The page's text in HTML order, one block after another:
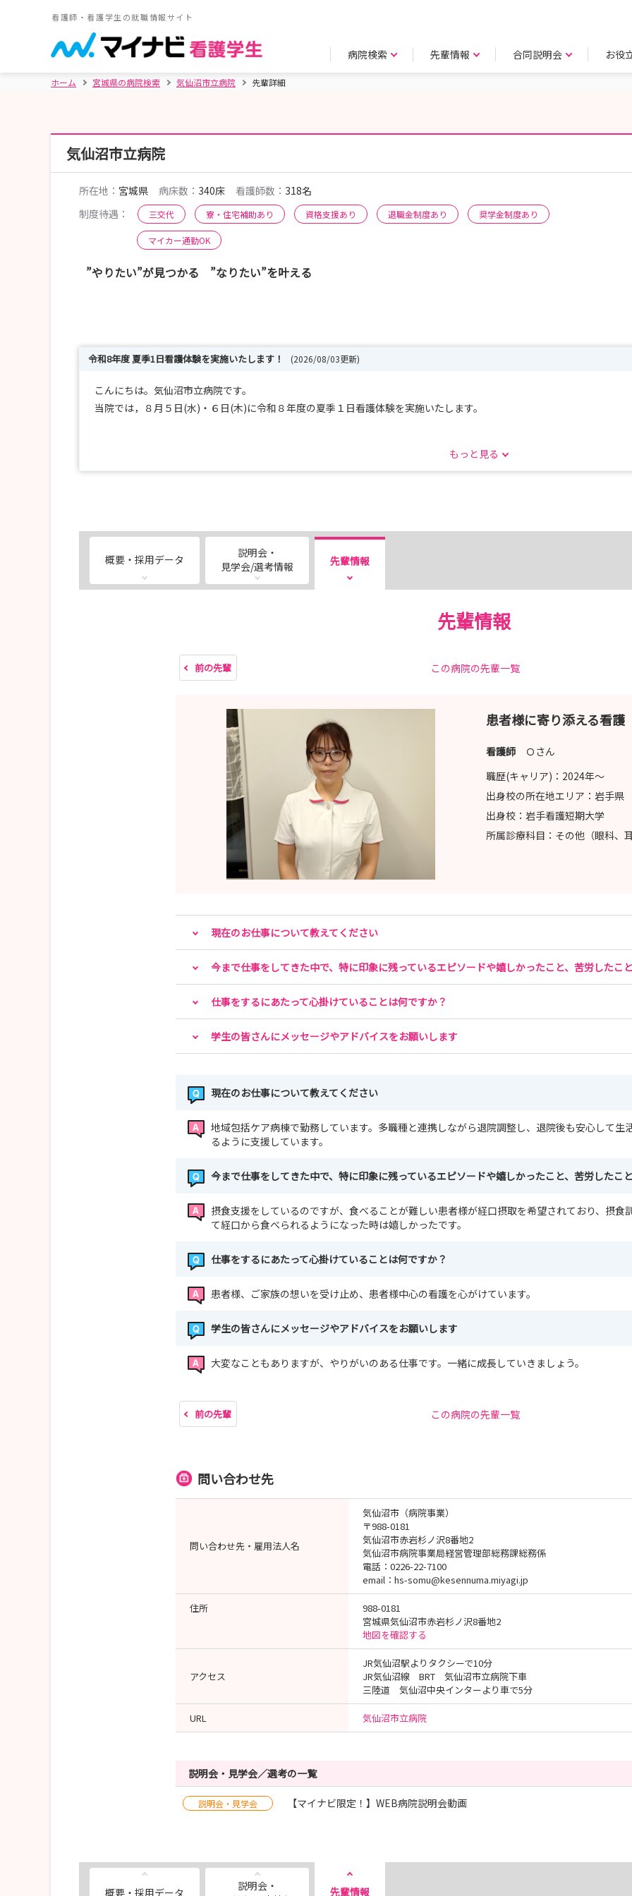
看護師・看護学生の就職情報サイト
病院検索 先輩情報 合同説明会 お役
ホーム 宮城県の病院検索 気仙沼市立病院 先輩詳細
気仙沼市立病院
所在地： 宮城県 病床数： 340床 看護師数： 318名
制度待遇：
三交代 寮・住宅補助あり 資格支援あり 退職金制度あり 奨学金制度あり
マイカー通勤OK
”やりたい”が見つかる ”なりたい”を叶える
令和8年度 夏季1日看護体験を実施いたします！ (2026/08/03更新)
こんにちは。気仙沼市立病院です。
当院では，８月５日(水)・６日(木)に令和８年度の夏季１日看護体験を実施いたします。
「就職を決めた理由」や「病棟・病院の雰囲気」などお気軽にご質問いただけます。
～*～～*～～*～～*～～*～～*～～*～～*～～*～～*～～*～～*～～*～～*～～*～*～～*～～*～～*～～*～～*～
【問合せ先】
電話 0226-22-7100（代表）
もっと見る
概要・採用データ
説明会・
見学会/選考情報
先輩情報
先輩情報
前の先輩 この病院の先輩一覧
患者様に寄り添える看護
看護師 Ｏさん
職歴(キャリア)： 2024年〜
出身校の所在地エリア： 岩手県
出身校： 岩手看護短期大学
所属診療科目： その他（眼科、
現在のお仕事について教えてください
今まで仕事をしてきた中で、特に印象に残っているエピソードや嬉しかったこと、苦労したこ
仕事をするにあたって心掛けていることは何ですか？
学生の皆さんにメッセージやアドバイスをお願いします
現在のお仕事について教えてください
地域包括ケア病棟で勤務しています。多職種と連携しながら退院調整し、退院後も安心して生
るように支援しています。
今まで仕事をしてきた中で、特に印象に残っているエピソードや嬉しかったこと、苦労したこ
摂食支援をしているのですが、食べることが難しい患者様が経口摂取を希望されており、摂食
て経口から食べられるようになった時は嬉しかったです。
仕事をするにあたって心掛けていることは何ですか？
患者様、ご家族の想いを受け止め、患者様中心の看護を心がけています。
学生の皆さんにメッセージやアドバイスをお願いします
大変なこともありますが、やりがいのある仕事です。一緒に成長していきましょう。
前の先輩 この病院の先輩一覧
問い合わせ先
問い合わせ先・雇用法人名
気仙沼市（病院事業）
〒988-0181
気仙沼市赤岩杉ノ沢8番地2
気仙沼市病院事業局経営管理部総務課総務係
電話：0226-22-7100
email：hs-somu@kesennuma.miyagi.jp
住所
988-0181
宮城県気仙沼市赤岩杉ノ沢8番地2
地図を確認する
アクセス
JR気仙沼駅よりタクシーで10分
JR気仙沼線 BRT 気仙沼市立病院下車
三陸道 気仙沼中央インターより車で5分
URL 気仙沼市立病院
説明会・見学会／選考の一覧
説明会・見学会 【マイナビ限定！】WEB病院説明会動画
概要・採用データ
説明会・
先輩情報